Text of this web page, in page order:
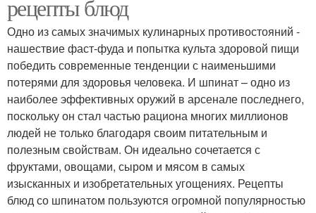
рецепты блюд
Одно из самых значимых кулинарных противостояний -
нашествие фаст-фуда и попытка культа здоровой пищи
победить современные тенденции с наименьшими
потерями для здоровья человека. И шпинат – одно из
наиболее эффективных оружий в арсенале последнего,
поскольку он стал частью рациона многих миллионов
людей не только благодаря своим питательным и
полезным свойствам. Он идеально сочетается с
фруктами, овощами, сыром и мясом в самых
изысканных и изобретательных угощениях. Рецепты
блюд со шпинатом пользуются огромной популярностью